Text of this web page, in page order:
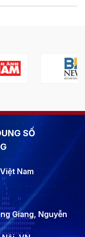
SỐ
Nam
Giang, Nguyễn